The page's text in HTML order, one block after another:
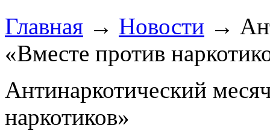
Главная → Новости →
«Вместе против
Антинаркотический
наркотиков»